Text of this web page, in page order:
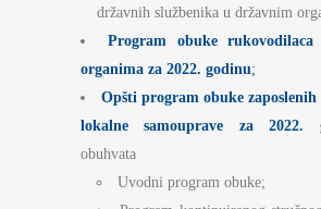
državnih službenika u državnim
Program obuke
organima za 2022. godinu;
Opšti program obuke
lokalne samouprave za 2022.
obuhvata
Uvodni program obuke;